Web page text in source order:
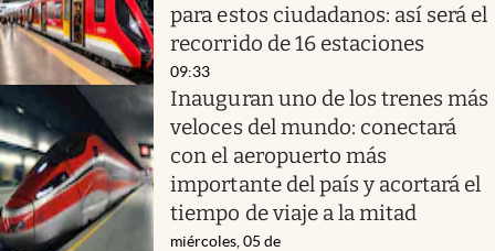
para estos ciudadanos: así será el
recorrido de 16 estaciones
09:33
Inauguran uno de los trenes más
veloces del mundo: conectará
con el aeropuerto más
importante del país y acortará el
tiempo de viaje a la mitad
miércoles, 05 de